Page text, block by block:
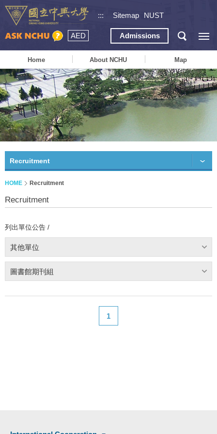
::: Sitemap NUST
AED Admissions
Home About NCHU Map
Recruitment
HOME Recruitment
Recruitment
列出單位公告 /
其他單位
圖書館期刊組
1